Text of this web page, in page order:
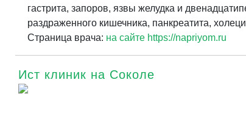
гастрита, запоров, язвы желудка и
раздраженного кишечника, панкреатита,
Страница врача: на сайте https://napriyom.ru
Ист клиник на Соколе